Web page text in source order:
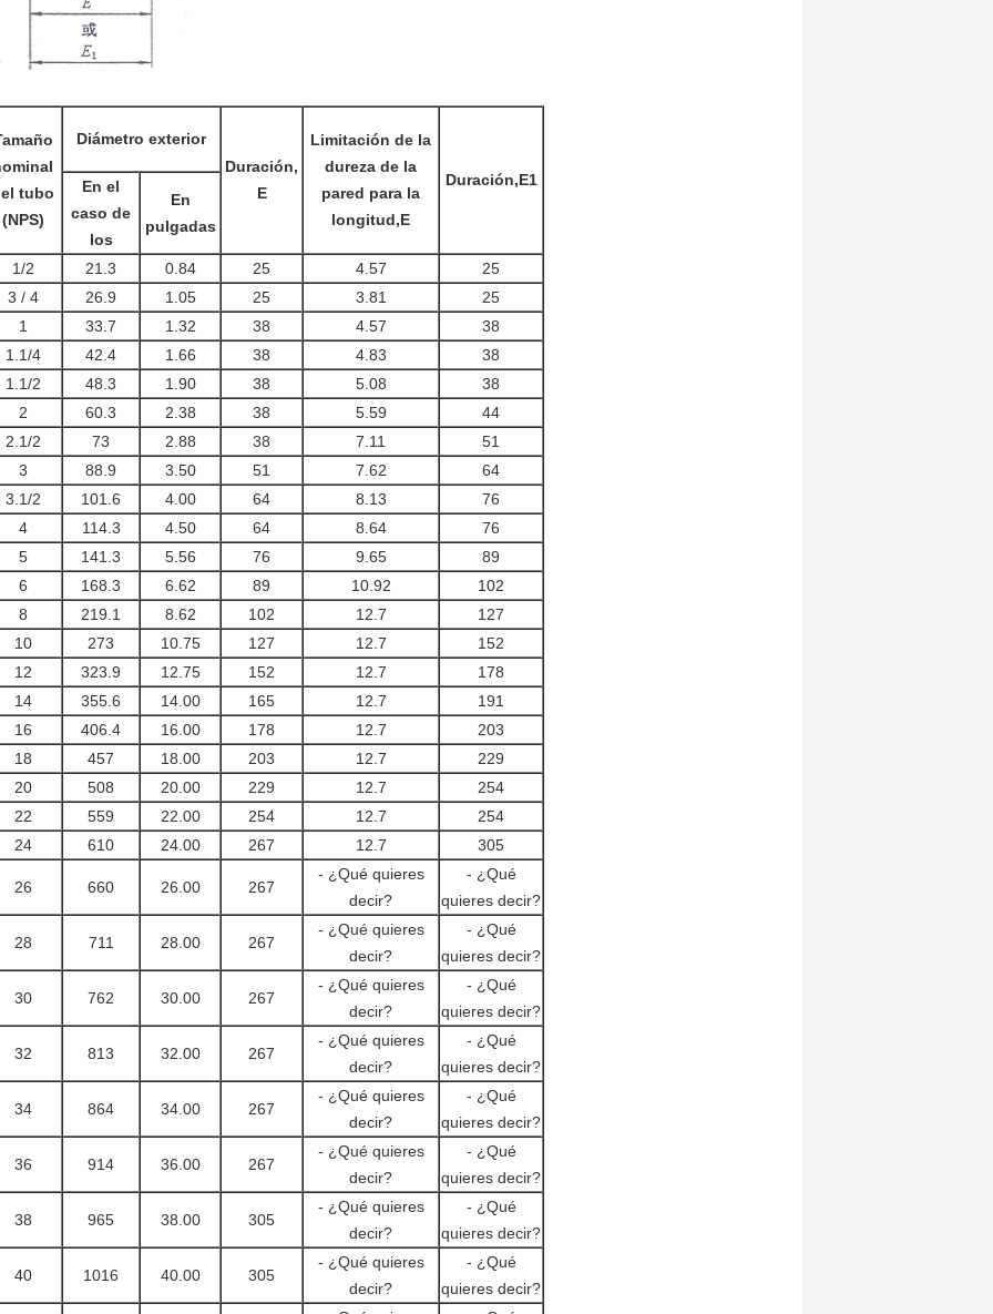
tubo
(NPS)
Diámetro exterior
Duración,
E
Limitación de la
dureza de la
pared para la
longitud,E
Duración,E1
En el
caso de
los
En
pulgadas
1/2 21.3 0.84 25 4.57
25
3 / 4
26.9 1.05 25 3.81
25
1
33.7 1.32 38 4.57
38
1.1/4
42.4 1.66 38 4.83
38
1.1/2
48.3 1.90 38 5.08
38
2
60.3 2.38 38 5.59
44
2.1/2
73 2.88 38 7.11
51
3
88.9 3.50 51 7.62
64
3.1/2
101.6 4.00 64 8.13
76
4
114.3 4.50 64 8.64
76
5
141.3 5.56 76 9.65
89
6
168.3 6.62 89 10.92
102
8
219.1 8.62 102 12.7
127
10
273 10.75 127 12.7
152
12
323.9 12.75 152 12.7
178
14
355.6 14.00 165 12.7
191
16
406.4 16.00 178 12.7
203
18
457 18.00 203 12.7
229
20
508 20.00 229 12.7
254
22
559 22.00 254 12.7
254
24
610 24.00 267 12.7 305
26 660 26.00 267
- ¿Qué quieres
decir?
- ¿Qué
quieres decir?
28 711 28.00 267
- ¿Qué quieres
decir?
- ¿Qué
quieres decir?
30 762 30.00 267
- ¿Qué quieres
decir?
- ¿Qué
quieres decir?
32 813 32.00 267
- ¿Qué quieres
decir?
- ¿Qué
quieres decir?
34 864 34.00 267
- ¿Qué quieres
decir?
- ¿Qué
quieres decir?
36 914 36.00 267
- ¿Qué quieres
decir?
- ¿Qué
quieres decir?
38 965 38.00 305
- ¿Qué quieres
decir?
- ¿Qué
quieres decir?
40 1016 40.00 305
- ¿Qué quieres
decir?
- ¿Qué
quieres decir?